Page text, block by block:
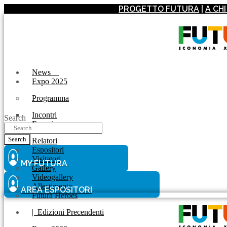
PROGETTO FUTURA |A
News
Expo 2025
Programma
Incontri
Experience
Relatori
Espositori
Visitatori
Gallery
Videogallery
Allestimento
Futura Heroes
| Edizioni Precendenti
Search
Search
MY FUTURA
AREA ESPOSITORI